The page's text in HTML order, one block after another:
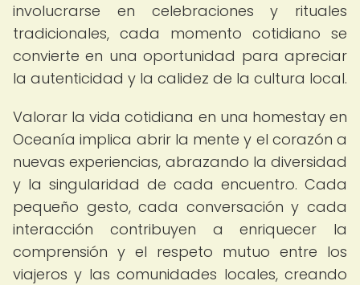
involucrarse en celebraciones y rituales
tradicionales, cada momento cotidiano se
convierte en una oportunidad para apreciar
la autenticidad y la calidez de la cultura local.
Valorar la vida cotidiana en una homestay en
Oceanía implica abrir la mente y el corazón a
nuevas experiencias, abrazando la diversidad
y la singularidad de cada encuentro. Cada
pequeño gesto, cada conversación y cada
interacción contribuyen a enriquecer la
comprensión y el respeto mutuo entre los
viajeros y las comunidades locales, creando